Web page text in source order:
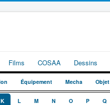
Films COSAA Dessins
Équipement Mecha Objet
K L M N O P Q